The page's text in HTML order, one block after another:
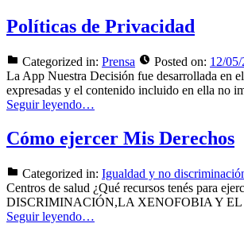
Políticas de Privacidad
Categorized in: Prensa Posted on: 12/
La App Nuestra Decisión fue desarrollada en
expresadas y el contenido incluido en ella no
Seguir leyendo…
Cómo ejercer Mis Derechos
Categorized in: Igualdad y no
Centros de salud ¿Qué recursos tenés para
DISCRIMINACIÓN,LA XENOFOBIA Y EL
Seguir leyendo…